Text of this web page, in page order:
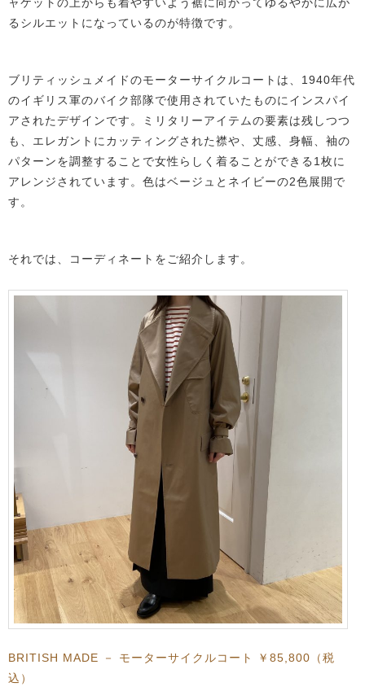
るシルエットになっているのが特徴です。
ブリティッシュメイドのモーターサイクルコートは、1940年代
のイギリス軍のバイク部隊で使用されていたものにインスパイ
アされたデザインです。ミリタリーアイテムの要素は残しつつ
も、エレガントにカッティングされた襟や、丈感、身幅、袖の
パターンを調整することで女性らしく着ることができる1枚に
アレンジされています。色はベージュとネイビーの2色展開で
す。
それでは、コーディネートをご紹介します。
BRITISH MADE － モーターサイクルコート ￥85,800（税
込）